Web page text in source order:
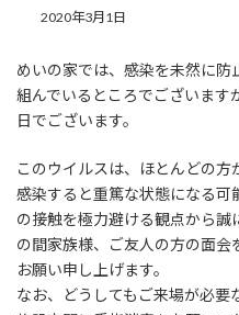
2020年3月1日
めいの家では、感染を未然に防
組んでいるところでございます
日でございます。
このウイルスは、ほとんどの
感染すると重篤な状態になる可
の接触を極力避ける観点から誠
の間家族様、ご友人の方の面会
お願い申し上げます。
なお、どうしてもご来場が必要